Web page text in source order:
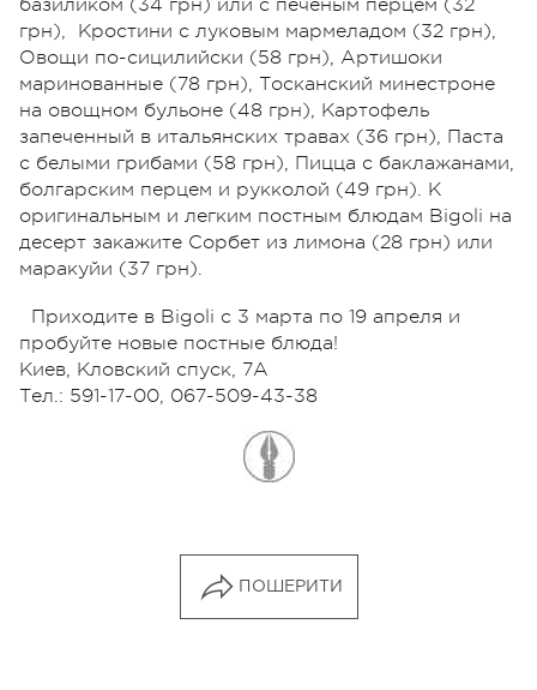
базиликом (34 грн) или с печеным перцем (32
грн), Кростини с луковым мармеладом (32 грн),
Овощи по-сицилийски (58 грн), Артишоки
маринованные (78 грн), Тосканский минестроне
на овощном бульоне (48 грн), Картофель
запеченный в итальянских травах (36 грн), Паста
с белыми грибами (58 грн), Пицца с баклажанами,
болгарским перцем и рукколой (49 грн). К
оригинальным и легким постным блюдам Bigoli на
десерт закажите Сорбет из лимона (28 грн) или
маракуйи (37 грн).
Приходите в Bigoli с 3 марта по 19 апреля и
пробуйте новые постные блюда!
Киев, Кловский спуск, 7А
Тел.: 591-17-00, 067-509-43-38
ПОШЕРИТИ